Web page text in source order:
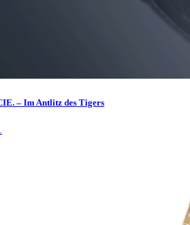
– Im Antlitz des Tigers